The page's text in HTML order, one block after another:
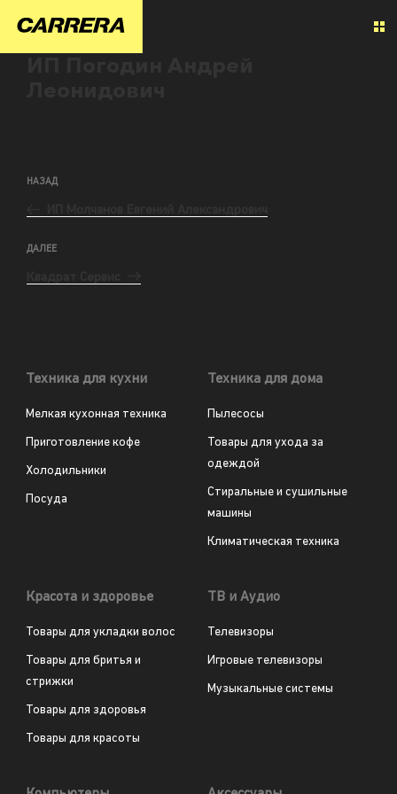
НАЗАД
ДАЛЕЕ
Техника для кухни
Мелкая кухонная техника
Приготовление кофе
Холодильники
Посуда
Техника для дома
Пылесосы
Товары для ухода за
одеждой
Стиральные и сушильные
машины
Климатическая техника
Красота и здоровье
Товары для укладки волос
Товары для бритья и
стрижки
Товары для здоровья
Товары для красоты
ТВ и Аудио
Телевизоры
Игровые телевизоры
Музыкальные системы